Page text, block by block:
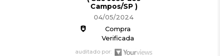
Campos/SP )
04/05/2024
Compra
Verificada
auditado por: